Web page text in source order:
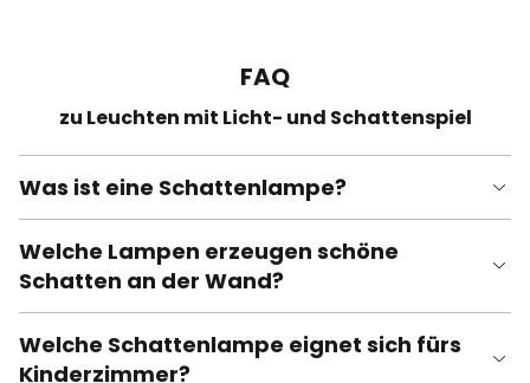
FAQ
zu Leuchten mit Licht- und Schattenspiel
Was ist eine Schattenlampe?
Welche Lampen erzeugen schöne
Schatten an der Wand?
Welche Schattenlampe eignet sich fürs
Kinderzimmer?